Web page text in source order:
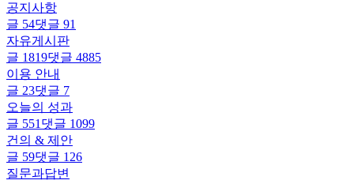
공지사항
글 54댓글 91
자유게시판
글 1819댓글 4885
이용 안내
글 23댓글 7
오늘의 성과
글 551댓글 1099
건의 & 제안
글 59댓글 126
질문과답변